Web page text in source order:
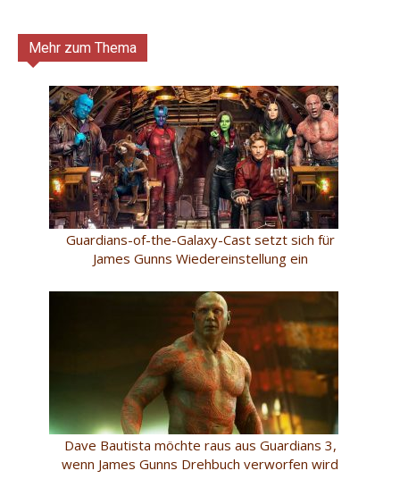
Mehr zum Thema
Guardians-of-the-Galaxy-Cast setzt sich für
James Gunns Wiedereinstellung ein
Dave Bautista möchte raus aus Guardians 3,
wenn James Gunns Drehbuch verworfen wird